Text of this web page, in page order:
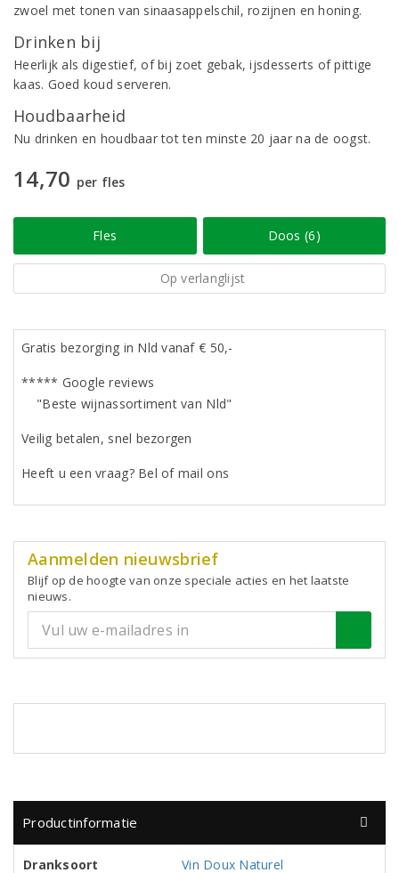
zwoel met tonen van sinaasappelschil, rozijnen en honing.
Drinken bij
Heerlijk als digestief, of bij zoet gebak, ijsdesserts of pittige
kaas. Goed koud serveren.
Houdbaarheid
Nu drinken en houdbaar tot ten minste 20 jaar na de oogst.
14,70 per fles
Fles Doos (6)
Op verlanglijst
Gratis bezorging in Nld vanaf € 50,-
***** Google reviews
"Beste wijnassortiment van Nld"
Veilig betalen, snel bezorgen
Heeft u een vraag? Bel of mail ons
Aanmelden nieuwsbrief
Blijf op de hoogte van onze speciale acties en het laatste
nieuws.
Productinformatie
Dranksoort Vin Doux Naturel